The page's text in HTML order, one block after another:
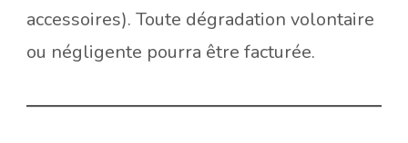
accessoires). Toute dégradation volontaire
ou négligente pourra être facturée.